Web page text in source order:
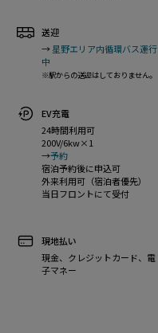
送迎
→星野エリア内循環バス運行
中
※駅からの送迎はしておりません。
EV充電
24時間利用可
200V/6kw×1
→予約
宿泊予約後に申込可
外来利用可（宿泊者優先）
当日フロントにて受付
現地払い
現金、クレジットカード、電
子マネー